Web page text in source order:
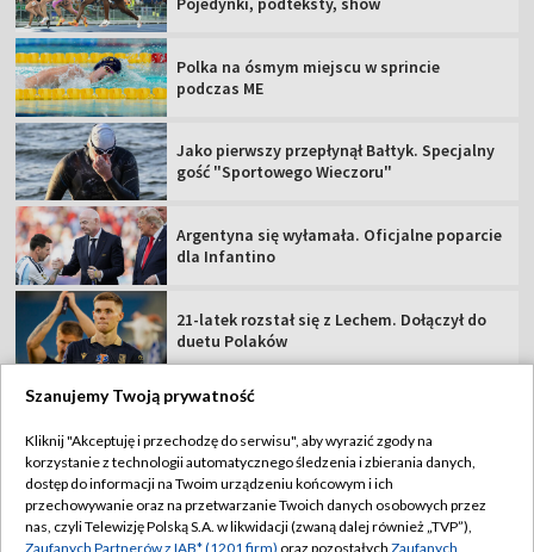
Polka na ósmym miejscu w sprincie
podczas ME
Jako pierwszy przepłynął Bałtyk. Specjalny
gość "Sportowego Wieczoru"
Argentyna się wyłamała. Oficjalne poparcie
dla Infantino
21-latek rozstał się z Lechem. Dołączył do
duetu Polaków
TVP
Abonament TVP
Sklep TVP
Regulamin TVP
Polityka prywatności
Szanujemy Twoją prywatność
Kliknij "Akceptuję i przechodzę do serwisu", aby wyrazić zgody na
korzystanie z technologii automatycznego śledzenia i zbierania danych,
dostęp do informacji na Twoim urządzeniu końcowym i ich
przechowywanie oraz na przetwarzanie Twoich danych osobowych przez
nas, czyli Telewizję Polską S.A. w likwidacji (zwaną dalej również „TVP”),
Zaufanych Partnerów z IAB* (1201 firm) oraz pozostałych Zaufanych